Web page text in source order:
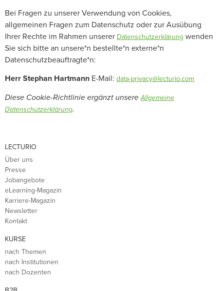
Bei Fragen zu unserer Verwendung von Cookies,
allgemeinen Fragen zum Datenschutz oder zur Ausübung
Ihrer Rechte im Rahmen unserer Datenschutzerklärung wenden
Sie sich bitte an unsere*n bestellte*n externe*n
Datenschutzbeauftragte*n:
Herr Stephan Hartmann E-Mail: data-privacy@lecturio.com
Diese Cookie-Richtlinie ergänzt unsereAllgemeine
Datenschutzerklärung.
LECTURIO
Über uns
Presse
Jobangebote
eLearning-Magazin
Karriere-Magazin
Newsletter
Kontakt
KURSE
nach Themen
nach Institutionen
nach Dozenten